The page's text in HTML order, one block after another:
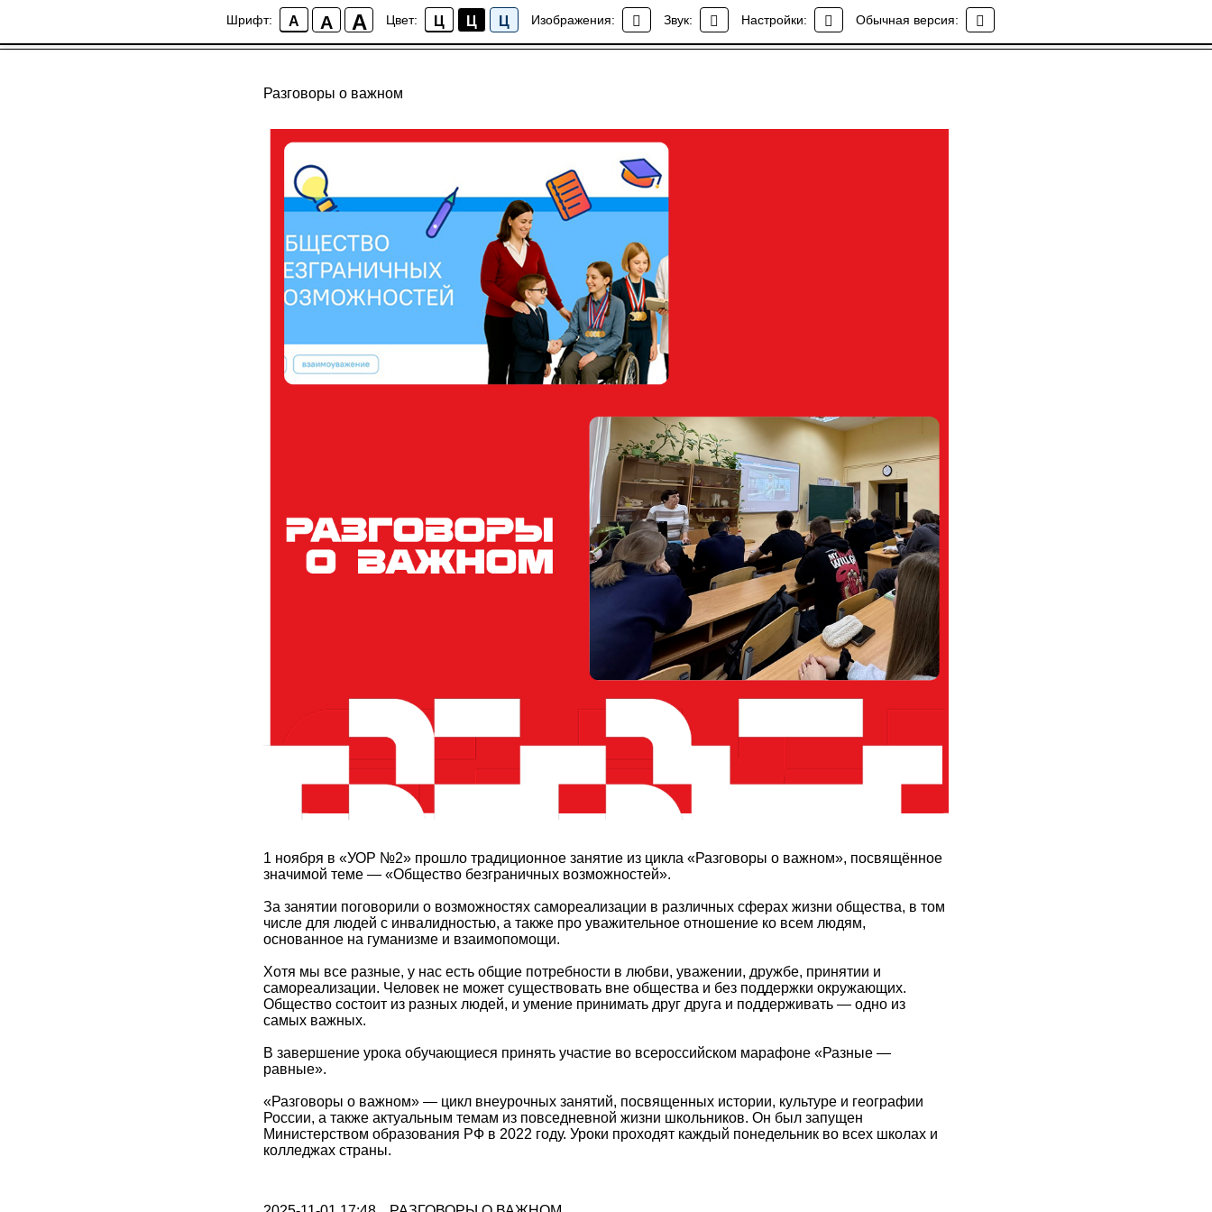
Шрифт: A A A Цвет: Ц Ц Ц Изображения: Звук: Настройки: Обычная версия:
Новости
Разговоры о важном
1 ноября в «УОР №2» прошло традиционное занятие из цикла «Разговоры о важном», посвящённое
значимой теме — «Общество безграничных возможностей».
За занятии поговорили о возможностях самореализации в различных сферах жизни общества, в том
числе для людей с инвалидностью, а также про уважительное отношение ко всем людям,
основанное на гуманизме и взаимопомощи.
Хотя мы все разные, у нас есть общие потребности в любви, уважении, дружбе, принятии и
самореализации. Человек не может существовать вне общества и без поддержки окружающих.
Общество состоит из разных людей, и умение принимать друг друга и поддерживать — одно из
самых важных.
В завершение урока обучающиеся принять участие во всероссийском марафоне «Разные —
равные».
«Разговоры о важном» — цикл внеурочных занятий, посвященных истории, культуре и географии
России, а также актуальным темам из повседневной жизни школьников. Он был запущен
Министерством образования РФ в 2022 году. Уроки проходят каждый понедельник во всех школах и
колледжах страны.